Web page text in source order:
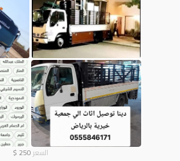
السعر 250
$